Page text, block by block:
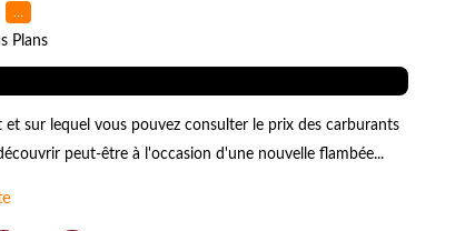
…
Plans
sur lequel vous pouvez consulter le prix des carburants
peut-être à l'occasion d'une nouvelle flambée...